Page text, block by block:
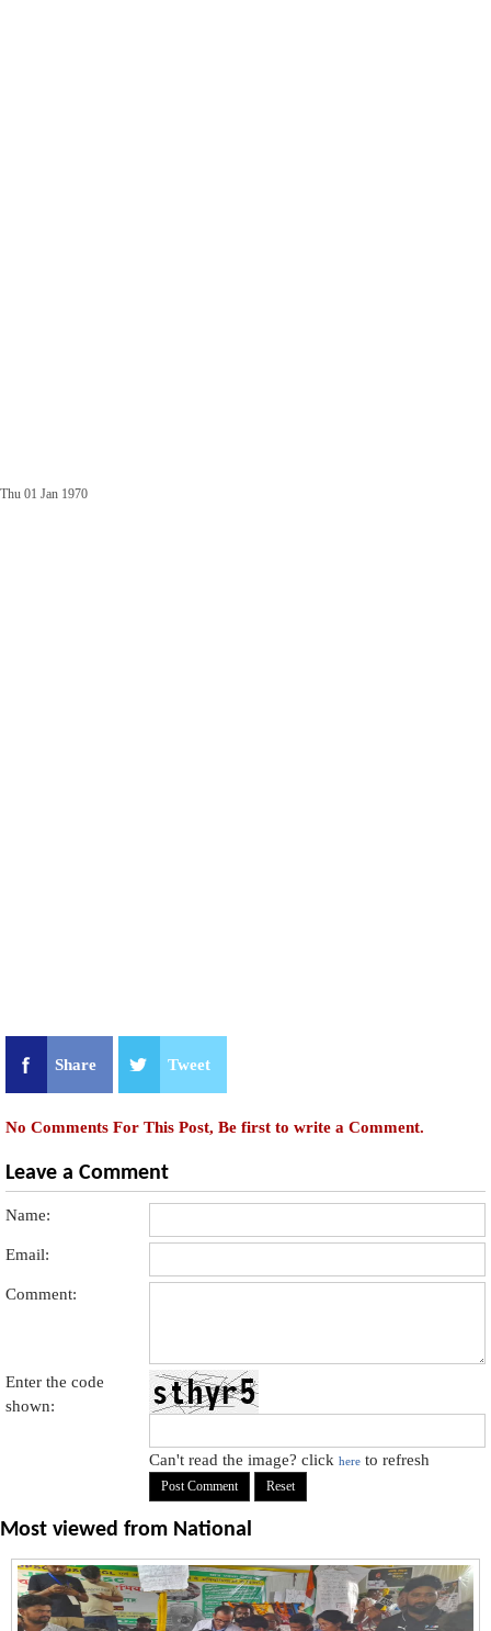
Thu 01 Jan 1970
Share Tweet
No Comments For This Post, Be first to write a Comment.
Leave a Comment
Name:
Email:
Comment:
Enter the code
shown:
Can't read the image? clickhere to refresh
Most viewed from National